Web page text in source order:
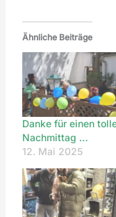
Ähnliche Beiträge
Danke für einen
Nachmittag …
12. Mai 2025